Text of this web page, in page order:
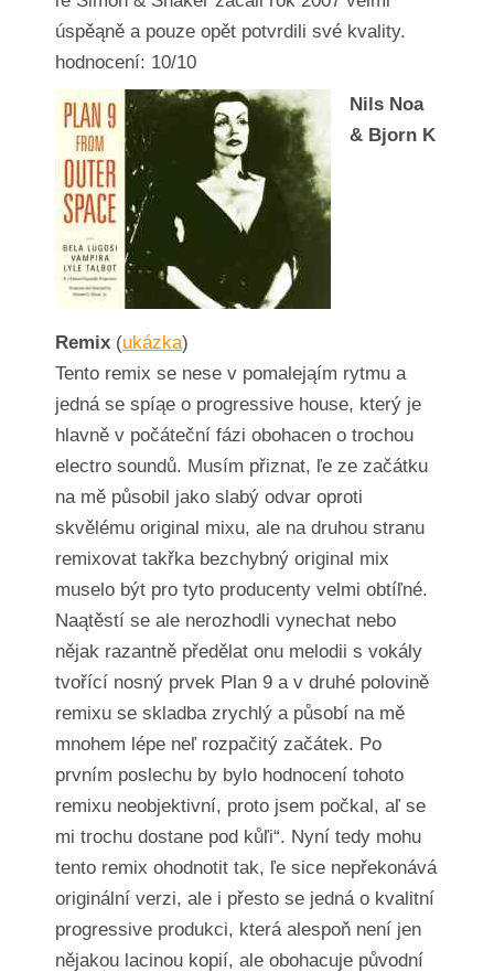
úspěąně a pouze opět potvrdili své kvality.
hodnocení: 10/10
Nils Noa
& Bjorn K
Remix (ukázka)
Tento remix se nese v pomalejąím rytmu a
jedná se spíąe o progressive house, který je
hlavně v počáteční fázi obohacen o trochou
electro soundů. Musím přiznat, ľe ze začátku
na mě působil jako slabý odvar oproti
skvělému original mixu, ale na druhou stranu
remixovat takřka bezchybný original mix
muselo být pro tyto producenty velmi obtíľné.
Naątěstí se ale nerozhodli vynechat nebo
nějak razantně předělat onu melodii s vokály
tvořící nosný prvek Plan 9 a v druhé polovině
remixu se skladba zrychlý a působí na mě
mnohem lépe neľ rozpačitý začátek. Po
prvním poslechu by bylo hodnocení tohoto
remixu neobjektivní, proto jsem počkal, aľ se
mi trochu dostane pod kůľi“. Nyní tedy mohu
tento remix ohodnotit tak, ľe sice nepřekonává
originální verzi, ale i přesto se jedná o kvalitní
progressive produkci, která alespoň není jen
nějakou lacinou kopií, ale obohacuje původní